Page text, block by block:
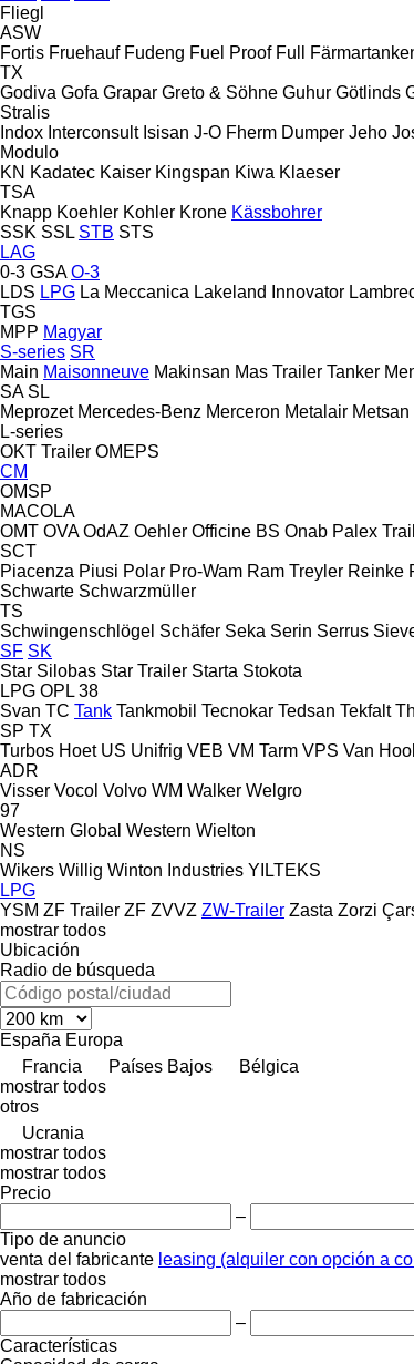
Fliegl
ASW
Fortis Fruehauf Fudeng Fuel Proof Full
TX
Godiva Gofa Grapar Greto & Söhne Guhur Götlinds
Stralis
Indox Interconsult Isisan J-O Fherm Dumper Jeho
Modulo
KN Kadatec Kaiser Kingspan Kiwa Klaeser
TSA
Knapp Koehler Kohler Krone Kässbohrer
SSK SSL STB STS
LAG
0-3 GSA O-3
LDS LPG La Meccanica Lakeland Innovator
TGS
MPP Magyar
S-series SR
Main Maisonneuve Makinsan Mas Trailer Tanker
SA SL
Meprozet Mercedes-Benz Merceron Metalair Metsan
L-series
OKT Trailer OMEPS
CM
OMSP
MACOLA
OMT OVA OdAZ Oehler Officine BS Onab Palex
SCT
Piacenza Piusi Polar Pro-Wam Ram Treyler Reinke
Schwarte Schwarzmüller
TS
Schwingenschlögel Schäfer Seka Serin Serrus
SF SK
Star Silobas Star Trailer Starta Stokota
LPG OPL 38
Svan TC Tank Tankmobil Tecnokar Tedsan Tekfalt
SP TX
Turbos Hoet US Unifrig VEB VM Tarm VPS Van Hool
ADR
Visser Vocol Volvo WM Walker Welgro
97
Western Global Western Wielton
NS
Wikers Willig Winton Industries YILTEKS
LPG
YSM ZF Trailer ZF ZVVZ ZW-Trailer Zasta Zorzi
mostrar todos
Ubicación
Radio de búsqueda
España Europa
Francia
Países Bajos
Bélgica
mostrar todos
otros
Ucrania
mostrar todos
mostrar todos
Precio
–
Tipo de anuncio
venta del fabricante leasing (alquiler con opción a
mostrar todos
Año de fabricación
–
Características